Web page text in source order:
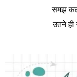
समझ
उतने